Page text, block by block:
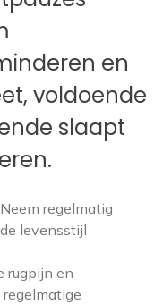
en
voldoende
slaapt
regelmatig
levensstijl
rugpijn en